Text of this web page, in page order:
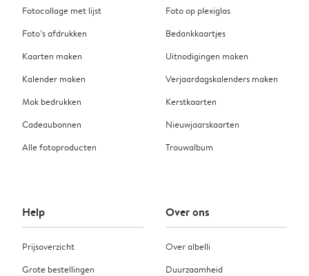
Fotocollage met lijst
Foto’s afdrukken
Kaarten maken
Kalender maken
Mok bedrukken
Cadeaubonnen
Alle fotoproducten
Foto op plexiglas
Bedankkaartjes
Uitnodigingen maken
Verjaardagskalenders maken
Kerstkaarten
Nieuwjaarskaarten
Trouwalbum
Help
Prijsoverzicht
Grote bestellingen
Over ons
Over albelli
Duurzaamheid